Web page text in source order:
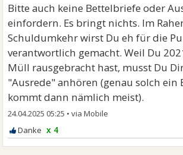
Bitte auch keine Bettelbriefe oder
einfordern. Es bringt nichts. Im
Schuldumkehr wirst Du eh für die
verantwortlich gemacht. Weil Du
Müll rausgebracht hast, musst Du
"Ausrede" anhören (genau solch ein
kommt dann nämlich meist).
24.04.2025 05:25 •
x 4